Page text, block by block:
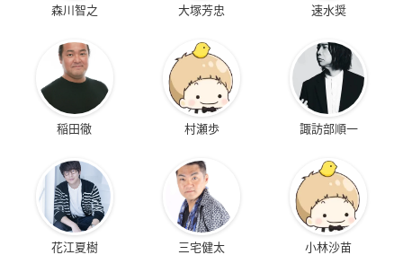
森川智之 大塚芳忠 速水奨
稲田徹 村瀬歩 諏訪部順一
花江夏樹 三宅健太 小林沙苗